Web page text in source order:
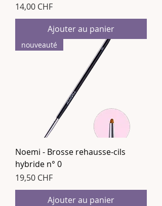
Prix
14,00 CHF
Ajouter au panier
nouveauté
Noemi - Brosse rehausse-cils
hybride n° 0
Prix
19,50 CHF
Ajouter au panier